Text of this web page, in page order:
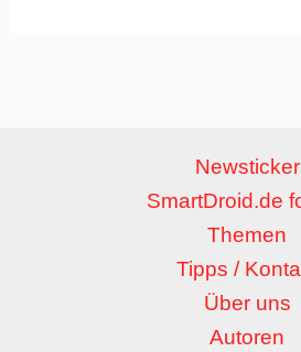
Newsticker
SmartDroid.de
Themen
Tipps /
Über uns
Autoren